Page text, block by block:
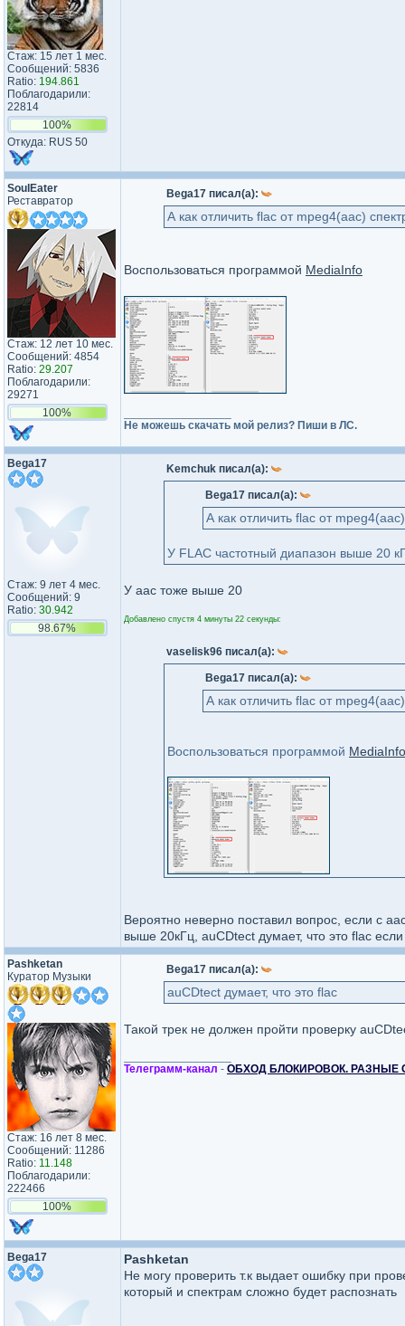
Стаж: 15 лет 1 мес.
Сообщений: 5836
Ratio: 194.861
Поблагодарили:
22814
100%
Откуда: RUS 50
SoulEater
Реставратор
Стаж: 12 лет 10 мес.
Сообщений: 4854
Ratio: 29.207
Поблагодарили:
29271
100%
Bega17 писал(а):
А как отличить flac от mpeg4(aac)
Воспользоваться программой MediaInfo
Не можешь скачать мой релиз? Пиши в ЛС.
Bega17
Стаж: 9 лет 4 мес.
Сообщений: 9
Ratio: 30.942
98.67%
Kemchuk писал(а):
Bega17 писал(а):
А как отличить flac от
У FLAC частотный диапазон выше 20
У aac тоже выше 20
Добавлено спустя 4 минуты 22 секунды:
vaselisk96 писал(а):
Bega17 писал(а):
А как отличить flac от
Воспользоваться программой MediaInfo
Вероятно неверно поставил вопрос, если с
выше 20кГц, auCDtect думает, что это flac
Pashketan
Куратор Музыки
Стаж: 16 лет 8 мес.
Сообщений: 11286
Ratio: 11.148
Поблагодарили:
222466
100%
Bega17 писал(а):
auCDtect думает, что это flac
Такой трек не должен пройти проверку
Телеграмм-канал - ОБХОД БЛОКИРОВОК. РАЗНЫЕ
Bega17
Pashketan
Не могу проверить т.к выдает ошибку при
который и спектрам сложно будет распознать